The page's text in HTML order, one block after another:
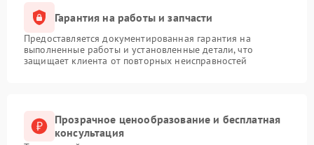
Гарантия на работы и запчасти
Предоставляется документированная гарантия на
выполненные работы и установленные детали, что
защищает клиента от повторных неисправностей
Прозрачное ценообразование и бесплатная
консультация